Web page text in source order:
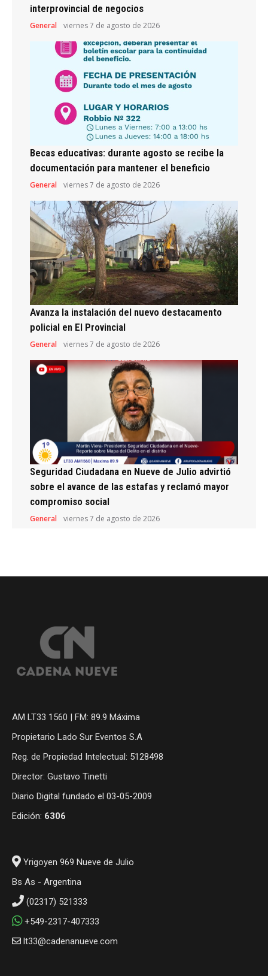
interprovincial de negocios
General viernes 7 de agosto de 2026
Becas educativas: durante agosto se recibe la
documentación para mantener el beneficio
General viernes 7 de agosto de 2026
Avanza la instalación del nuevo destacamento
policial en El Provincial
General viernes 7 de agosto de 2026
Seguridad Ciudadana en Nueve de Julio advirtió
sobre el avance de las estafas y reclamó mayor
compromiso social
General viernes 7 de agosto de 2026
AM LT33 1560 | FM: 89.9 Máxima
Propietario Lado Sur Eventos S.A
Reg. de Propiedad Intelectual: 5128498
Director: Gustavo Tinetti
Diario Digital fundado el 03-05-2009
Edición: 6306
Yrigoyen 969 Nueve de Julio
Bs As - Argentina
(02317) 521333
+549-2317-407333
lt33@cadenanueve.com